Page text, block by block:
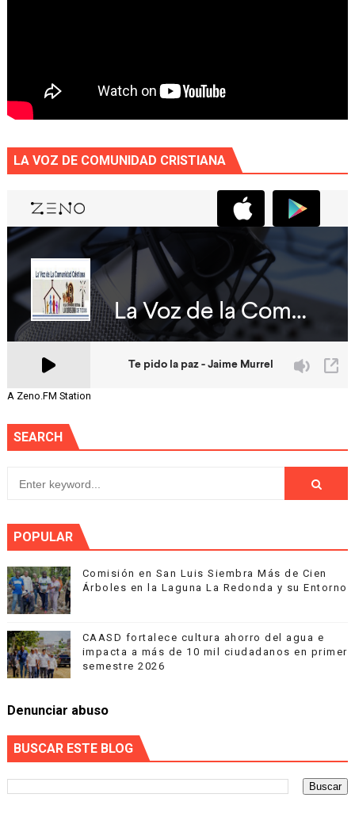
LA VOZ DE COMUNIDAD CRISTIANA
A Zeno.FM Station
SEARCH
POPULAR
Comisión en San Luis Siembra Más de Cien
Árboles en la Laguna La Redonda y su Entorno
CAASD fortalece cultura ahorro del agua e
impacta a más de 10 mil ciudadanos en primer
semestre 2026
Denunciar abuso
BUSCAR ESTE BLOG